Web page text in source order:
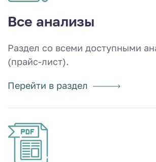
Все анализы
Раздел со всеми доступными
(прайс-лист).
Перейти в раздел